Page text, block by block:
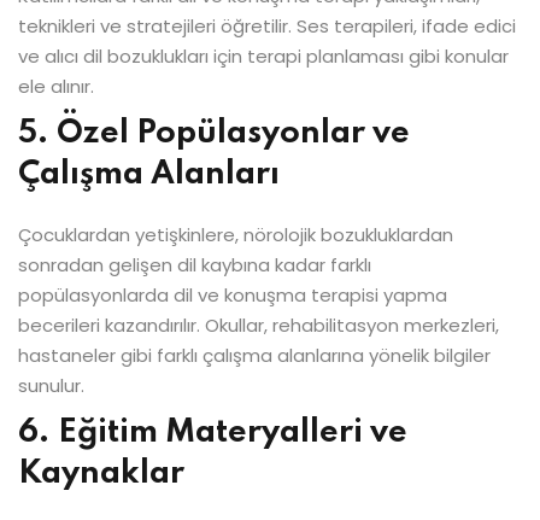
teknikleri ve stratejileri öğretilir. Ses terapileri, ifade edici
ve alıcı dil bozuklukları için terapi planlaması gibi konular
ele alınır.
5. Özel Popülasyonlar ve
Çalışma Alanları
Çocuklardan yetişkinlere, nörolojik bozukluklardan
sonradan gelişen dil kaybına kadar farklı
popülasyonlarda dil ve konuşma terapisi yapma
becerileri kazandırılır. Okullar, rehabilitasyon merkezleri,
hastaneler gibi farklı çalışma alanlarına yönelik bilgiler
sunulur.
6. Eğitim Materyalleri ve
Kaynaklar